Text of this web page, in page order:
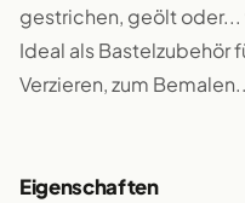
gestrichen, geölt oder...
Ideal als Bastelzubehör
Verzieren, zum
Eigenschaften